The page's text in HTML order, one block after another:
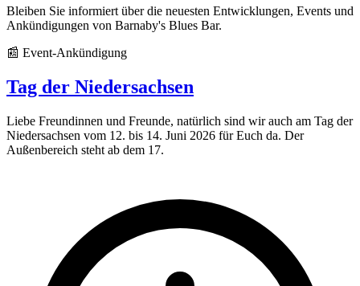
Bleiben Sie informiert über die neuesten Entwicklungen, Events und
Ankündigungen von Barnaby's Blues Bar.
📰 Event-Ankündigung
Tag der Niedersachsen
Liebe Freundinnen und Freunde, natürlich sind wir auch am Tag der
Niedersachsen vom 12. bis 14. Juni 2026 für Euch da. Der
Außenbereich steht ab dem 17.